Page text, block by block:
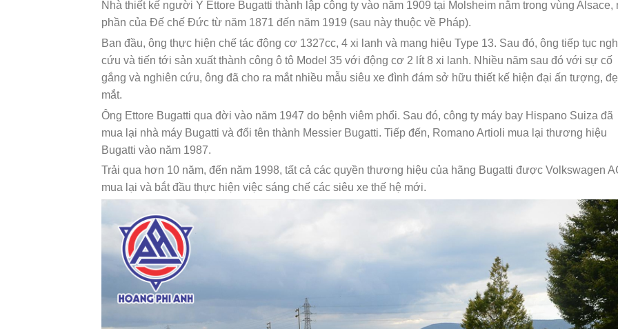
Nhà thiết kế người Ý Ettore Bugatti thành lập công ty vào năm 1909 tại Molsheim nằm trong vùng Alsace,
phần của Đế chế Đức từ năm 1871 đến năm 1919 (sau này thuộc về Pháp).
Ban đầu, ông thực hiện chế tác động cơ 1327cc, 4 xi lanh và mang hiệu Type 13. Sau đó, ông tiếp tục
cứu và tiến tới sản xuất thành công ô tô Model 35 với động cơ 2 lít 8 xi lanh. Nhiều năm sau đó với sự cố
gắng và nghiên cứu, ông đã cho ra mắt nhiều mẫu siêu xe đình đám sở hữu thiết kế hiện đại ấn tượng,
mắt.
Ông Ettore Bugatti qua đời vào năm 1947 do bệnh viêm phổi. Sau đó, công ty máy bay Hispano Suiza đã
mua lại nhà máy Bugatti và đổi tên thành Messier Bugatti. Tiếp đến, Romano Artioli mua lại thương hiệu
Bugatti vào năm 1987.
Trải qua hơn 10 năm, đến năm 1998, tất cả các quyền thương hiệu của hãng Bugatti được Volkswagen
mua lại và bắt đầu thực hiện việc sáng chế các siêu xe thế hệ mới.